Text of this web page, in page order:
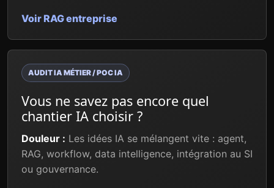
Voir RAG entreprise
AUDIT IA MÉTIER / POC IA
Vous ne savez pas encore quel
chantier IA choisir ?
Douleur : Les idées IA se mélangent vite : agent,
RAG, workflow, data intelligence, intégration au SI
ou gouvernance.